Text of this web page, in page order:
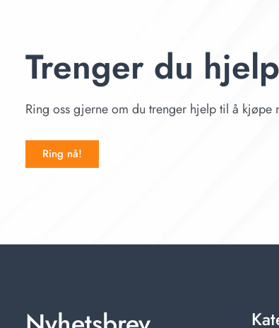
Trenger du
Ring oss gjerne om du trenger hjelp til å kjøpe
Ring nå!